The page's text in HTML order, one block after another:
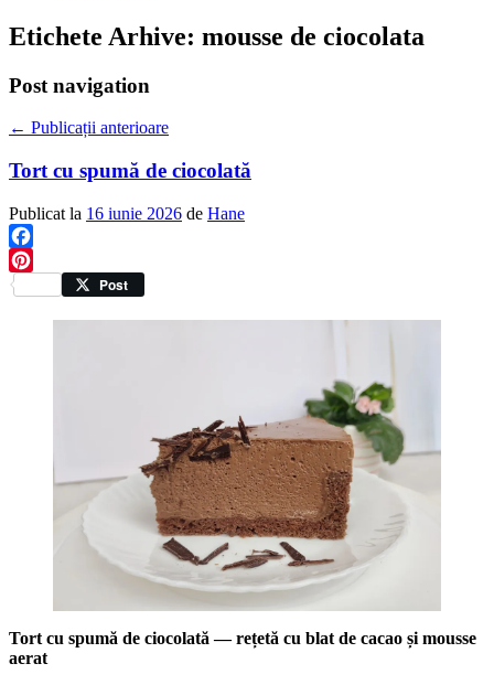
Etichete Arhive: mousse de ciocolata
Post navigation
← Publicații anterioare
Tort cu spumă de ciocolată
Publicat la 16 iunie 2026 de Hane
Facebook
Pinterest
Post
Tort cu spumă de ciocolată — rețetă cu blat de cacao și mousse
aerat